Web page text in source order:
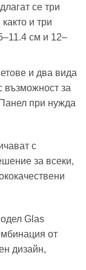
се три
и три
см и 12–
и два вида
възможност за
при нужда
с
за всеки,
Glas
от
дизайн,